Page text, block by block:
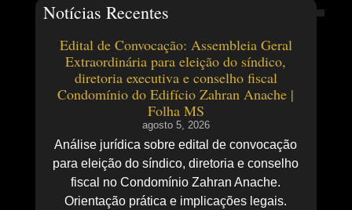
Notícias Recentes
Edital de Convocação: Assembleia Geral
Extraordinária para eleição do síndico,
diretoria executiva e conselho fiscal
Condomínio do Edifício Zahran Anache |
Folha MS
agosto 5, 2026
Análise jurídica sobre edital de convocação
para eleição do síndico, diretoria e conselho
fiscal no Condomínio Zahran Anache.
Orientação prática e implicações legais.